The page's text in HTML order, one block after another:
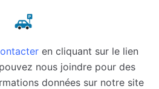
en cliquant sur le lien
nous joindre pour des
données sur notre site